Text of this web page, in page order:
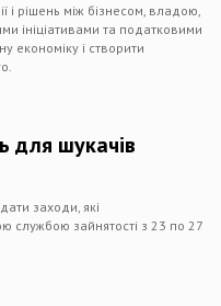
і рішень між бізнесом, владою,
ініціативами та податковими
економіку і створити
для шукачів
заходи, які
службою зайнятості з 23 по 27